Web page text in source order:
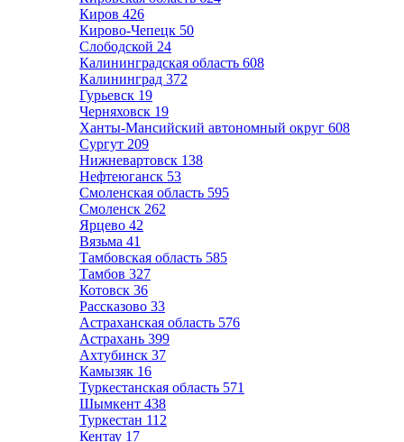
Киров 426
Кирово-Чепецк 50
Слободской 24
Калининградская область 608
Калининград 372
Гурьевск 19
Черняховск 19
Ханты-Мансийский автономный округ 608
Сургут 209
Нижневартовск 138
Нефтеюганск 53
Смоленская область 595
Смоленск 262
Ярцево 42
Вязьма 41
Тамбовская область 585
Тамбов 327
Котовск 36
Рассказово 33
Астраханская область 576
Астрахань 399
Ахтубинск 37
Камызяк 16
Туркестанская область 571
Шымкент 438
Туркестан 112
Кентау 17